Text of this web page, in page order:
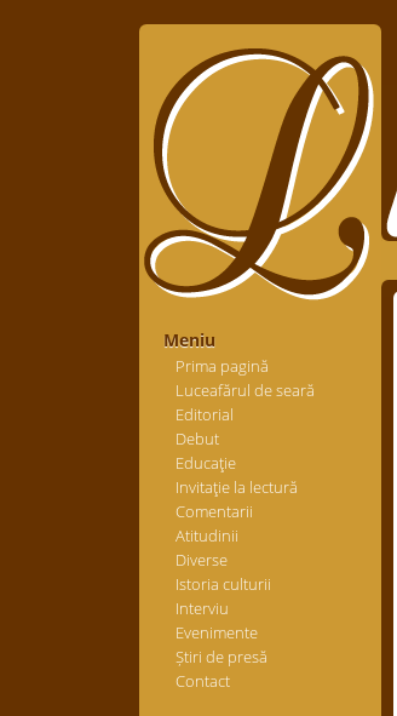
Meniu
Prima pagină
Luceafărul de seară
Editorial
Debut
Educaţie
Invitaţie la lectură
Comentarii
Atitudinii
Diverse
Istoria culturii
Interviu
Evenimente
Știri de presă
Contact